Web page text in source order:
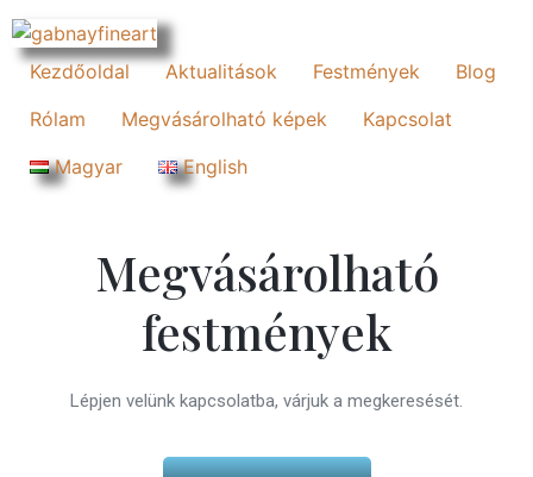
Kezdőoldal Aktualitások Festmények
Blog
Rólam
Megvásárolható képek
Kapcsolat
Magyar
English
Megvásárolható
festmények
Lépjen velünk kapcsolatba, várjuk a megkeresését.